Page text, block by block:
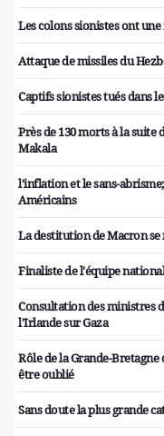
Les colons sionistes ont
Attaque de missiles du
Captifs sionistes tués dans
Près de 130 morts à la
Makala
l'inflation et le sans-
Américains
La destitution de Macron
Finaliste de l'équipe
Consultation des ministres
l'Irlande sur Gaza
Rôle de la Grande-
être oublié
Sans doute la plus grande